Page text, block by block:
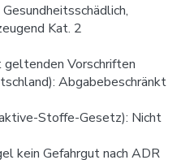
Kat. 2
geltenden Vorschriften
Abgabebeschränkt
Stoffe-Gesetz): Nicht
kein Gefahrgut nach ADR